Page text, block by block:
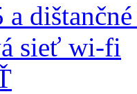
sieť wi-fi